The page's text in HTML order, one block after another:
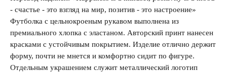
Забыли свой пароль?
- счастье - это взгляд на мир, позитив - это настроение»
Футболка с цельнокроеным рукавом выполнена из
премиального хлопка с эластаном. Авторский принт нанесен
красками с устойчивым покрытием. Изделие отлично держит
форму, почти не мнется и комфортно сидит по фигуре.
Отдельным украшением служит металлический логотип